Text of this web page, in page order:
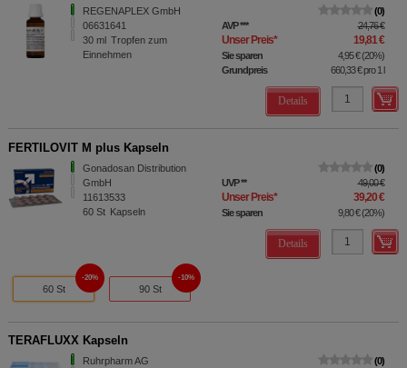
REGENAPLEX GmbH
06631641
30 ml Tropfen zum
Einnehmen
0
AVP*** 24,76 €
Unser Preis* 19,81 €
Sie sparen 4,95 €(20%)
Grundpreis
660,33 €pro 1 l
Details
FERTILOVIT M plus Kapseln
Gonadosan Distribution
GmbH
11613533
60 St Kapseln
0
UVP** 49,00 €
Unser Preis* 39,20 €
Sie sparen 9,80 €(20%)
Details
60 St
20%
90 St
10%
TERAFLUXX Kapseln
Ruhrpharm AG
0